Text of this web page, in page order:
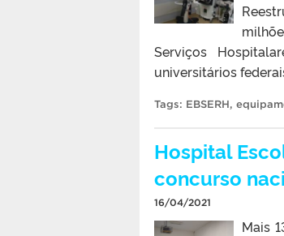
Serviços
universitários
Tags: EBSERH,
Hospital
concurso
16/04/2021
Mais